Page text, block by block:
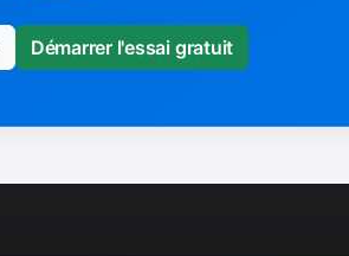
Démarrer l'essai gratuit